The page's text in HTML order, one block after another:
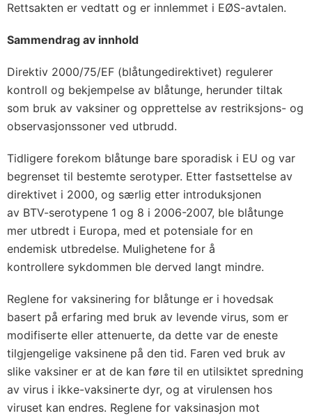
Rettsakten er vedtatt og er innlemmet i EØS-avtalen.
Sammendrag av innhold
Direktiv 2000/75/EF (blåtungedirektivet) regulerer
kontroll og bekjempelse av blåtunge, herunder tiltak
som bruk av vaksiner og opprettelse av restriksjons- og
observasjonssoner ved utbrudd.
Tidligere forekom blåtunge bare sporadisk i EU og var
begrenset til bestemte serotyper. Etter fastsettelse av
direktivet i 2000, og særlig etter introduksjonen
av BTV-serotypene 1 og 8 i 2006-2007, ble blåtunge
mer utbredt i Europa, med et potensiale for en
endemisk utbredelse. Mulighetene for å
kontrollere sykdommen ble derved langt mindre.
Reglene for vaksinering for blåtunge er i hovedsak
basert på erfaring med bruk av levende virus, som er
modifiserte eller attenuerte, da dette var de eneste
tilgjengelige vaksinene på den tid. Faren ved bruk av
slike vaksiner er at de kan føre til en utilsiktet spredning
av virus i ikke-vaksinerte dyr, og at virulensen hos
viruset kan endres. Reglene for vaksinasjon mot